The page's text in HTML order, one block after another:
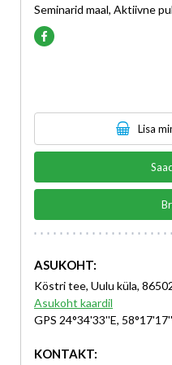
Seminarid maal, Aktiivne
Lisa
ASUKOHT:
Köstri tee, Uulu küla,
Asukoht kaardil
GPS 24°34'33''E,
KONTAKT: